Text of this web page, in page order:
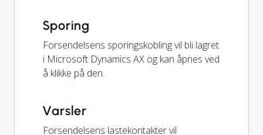
Sporing
Forsendelsens sporingskobling vil bli lagret
i Microsoft Dynamics AX og kan åpnes ved
å klikke på den.
Varsler
Forsendelsens lastekontakter vil